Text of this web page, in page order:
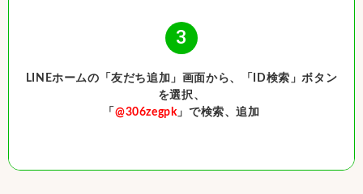
3
LINEホームの「友だち追加」画面から、「ID検索」ボタン
を選択、
「 @306zegpk」で検索、追加